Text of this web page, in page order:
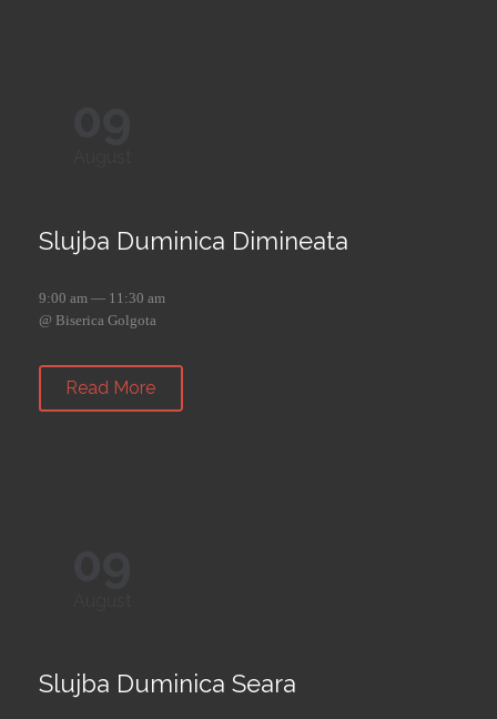
Slujba Duminica Dimineata
9:00 am — 11:30 am
@ Biserica Golgota
Read More
Slujba Duminica Seara